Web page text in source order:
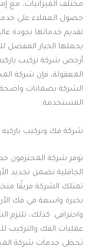
مختلف الميزانيات،
حصول العملاء على
تقديم خدماتها بجودة
يجعلها الخيار المفضل
أرخص شركة تركيب
المعقولة، فإن شركة
الشركة بضمانات واضحة
المستخدمة.
شركة فك وتركيب باركيه
توفر شركة المحترفون
الجافلية تضمن تجديد
تمتلك الشركة فريقًا
بخبرة واسعة في فك
واحترافي. كذلك، تلتزم
عمليات الفك والتركيب
تحظى خدمات شركة